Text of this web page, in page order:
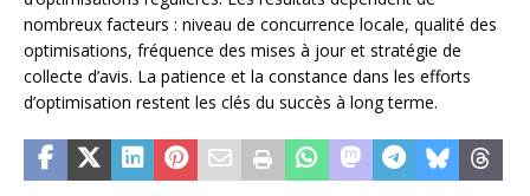
nombreux facteurs : niveau de concurrence locale, qualité des
optimisations, fréquence des mises à jour et stratégie de
collecte d’avis. La patience et la constance dans les efforts
d’optimisation restent les clés du succès à long terme.